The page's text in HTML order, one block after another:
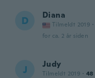
D Diana
Tilmeldt 2019 ·
for ca. 2 år siden
J Judy
Tilmeldt 2019 · 48